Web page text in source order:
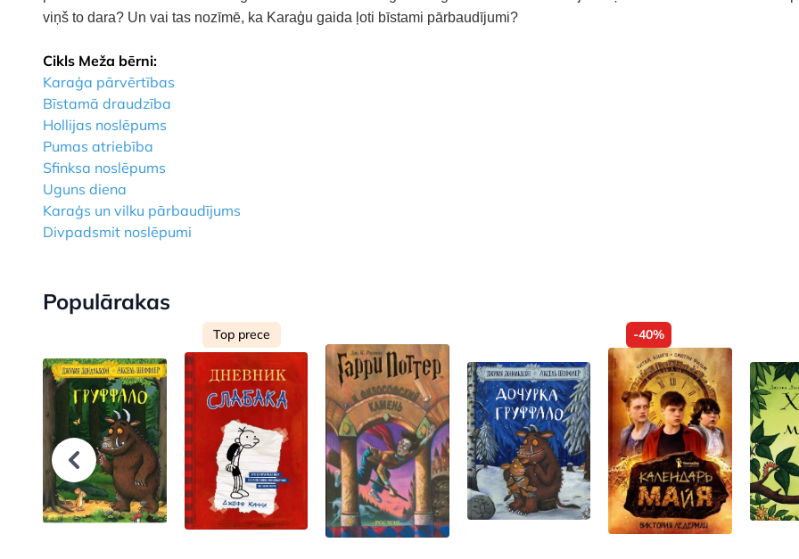
viņš to dara? Un vai tas nozīmē, ka Karaģu gaida ļoti bīstami pārbaudījumi?
Cikls Meža bērni:
Karaģa pārvērtības
Bīstamā draudzība
Hollijas noslēpums
Pumas atriebība
Sfinksa noslēpums
Uguns diena
Karaģs un vilku pārbaudījums
Divpadsmit noslēpumi
Populārakas
Top prece -40%